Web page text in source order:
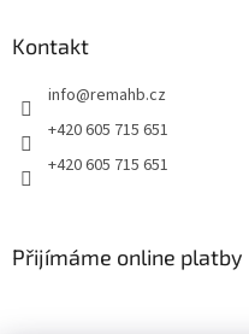
Kontakt
info@remahb.cz
+420 605 715 651
+420 605 715 651
Přijímáme online platby